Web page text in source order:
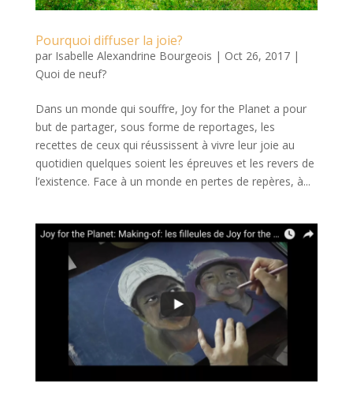
Pourquoi diffuser la joie?
par Isabelle Alexandrine Bourgeois | Oct 26, 2017|
Quoi de neuf?
Dans un monde qui souffre, Joy for the Planet a pour
but de partager, sous forme de reportages, les
recettes de ceux qui réussissent à vivre leur joie au
quotidien quelques soient les épreuves et les revers de
l’existence. Face à un monde en pertes de repères, à...